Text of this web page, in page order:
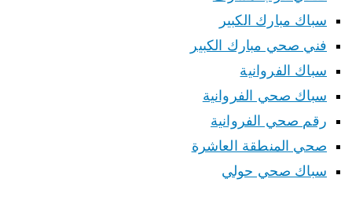
سباك مبارك الكبير
فني صحي مبارك الكبير
سباك الفروانية
سباك صحي الفروانية
رقم صحي الفروانية
صحي المنطقة العاشرة
سباك صحي حولي